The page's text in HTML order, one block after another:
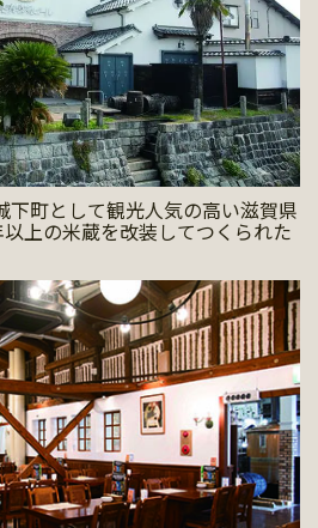
下町として観光人気の高い滋賀県
上の米蔵を改装してつくられた